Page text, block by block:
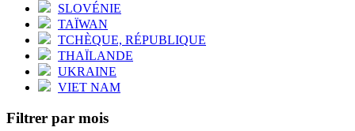
SLOVÉNIE
TAÏWAN
TCHÈQUE, RÉPUBLIQUE
THAÏLANDE
UKRAINE
VIET NAM
Filtrer par mois